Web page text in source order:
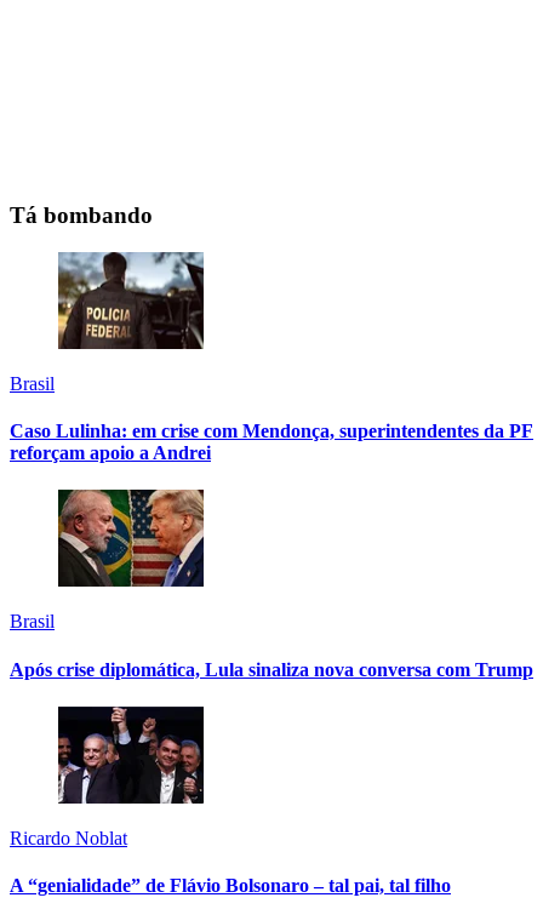
Tá bombando
Brasil
Caso Lulinha: em crise com Mendonça, superintendentes da PF
reforçam apoio a Andrei
Brasil
Após crise diplomática, Lula sinaliza nova conversa com Trump
Ricardo Noblat
A “genialidade” de Flávio Bolsonaro – tal pai, tal filho